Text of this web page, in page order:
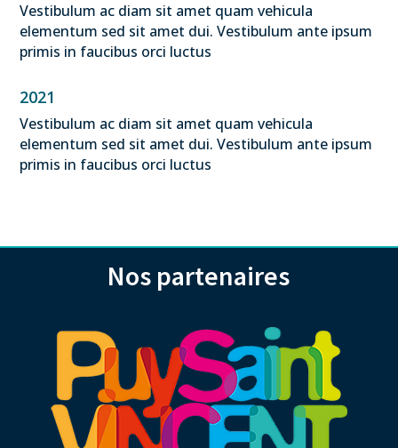
Vestibulum ac diam sit amet quam vehicula
elementum sed sit amet dui. Vestibulum ante ipsum
primis in faucibus orci luctus
2021
Vestibulum ac diam sit amet quam vehicula
elementum sed sit amet dui. Vestibulum ante ipsum
primis in faucibus orci luctus
Nos partenaires